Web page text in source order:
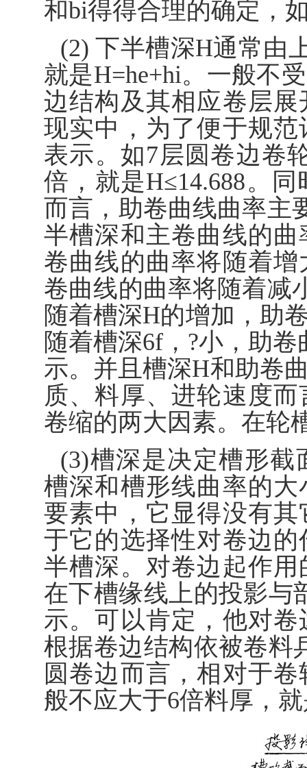
和bi得得合理的确定，
(2) 下半槽深H通常由
就是H=he+hi。一般不
边结构及其相应卷层
现实中，为了便于规
表示。如7层圆卷边卷
倍，就是H≤14.688。
而言，助卷曲线曲率主
半槽深和主卷曲线的
卷曲线的曲率将随着
卷曲线的曲率将随着减
随着槽深H的增加，助
随着槽深6f，?小，助
示。并且槽深H和助卷
质、料厚、进轮速度
卷缩的两大因素。在轮
(3)槽深是决定槽形
槽深和槽形线曲率的
要素中，它显得没有
于它的选择性对卷边
半槽深。对卷边起作
在下槽缘线上的投影与
示。可以肯定，他对
根据卷边结构依被卷料
圆卷边而言，相对于
般不应大于6倍料厚，